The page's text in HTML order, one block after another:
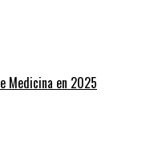
Medicina en 2025